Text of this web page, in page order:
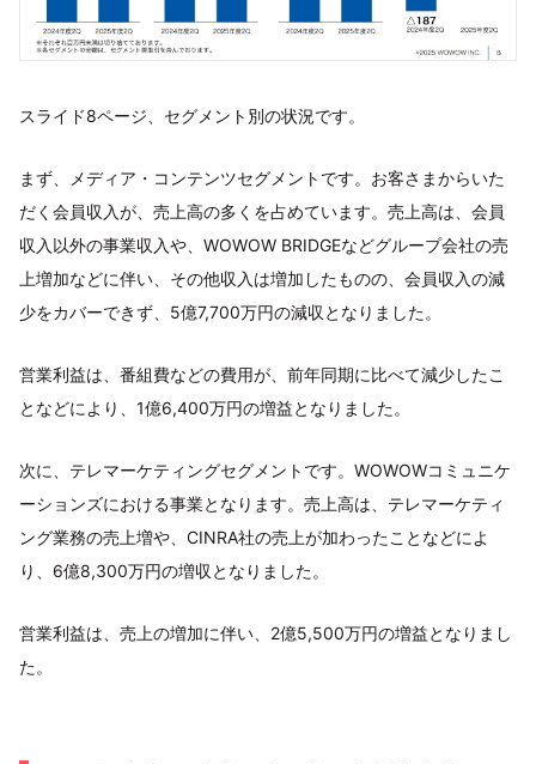
スライド8ページ、セグメント別の状況です。
まず、メディア・コンテンツセグメントです。お客さまからいた
だく会員収入が、売上高の多くを占めています。売上高は、会員
収入以外の事業収入や、WOWOW BRIDGEなどグループ会社の売
上増加などに伴い、その他収入は増加したものの、会員収入の減
少をカバーできず、5億7,700万円の減収となりました。
営業利益は、番組費などの費用が、前年同期に比べて減少したこ
となどにより、1億6,400万円の増益となりました。
次に、テレマーケティングセグメントです。WOWOWコミュニケ
ーションズにおける事業となります。売上高は、テレマーケティ
ング業務の売上増や、CINRA社の売上が加わったことなどによ
り、6億8,300万円の増収となりました。
営業利益は、売上の増加に伴い、2億5,500万円の増益となりまし
た。